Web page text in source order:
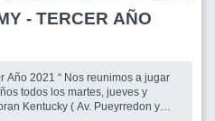
- TERCER AÑO
Año 2021 “ Nos reunimos a jugar
todos los martes, jueves y
Kentucky ( Av. Pueyrredon y